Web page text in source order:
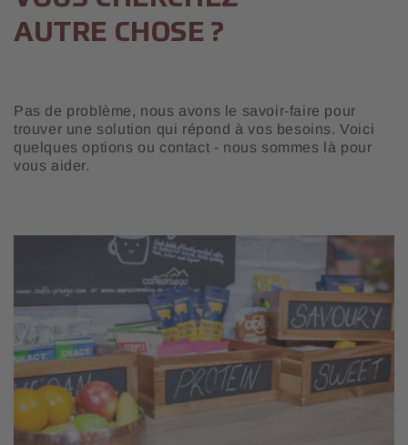
AUTRE CHOSE ?
Pas de problème, nous avons le savoir-faire pour
trouver une solution qui répond à vos besoins. Voici
quelques options ou contact - nous sommes là pour
vous aider.